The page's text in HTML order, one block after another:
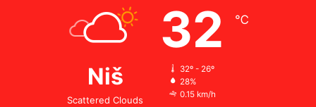
Niš
Scattered Clouds
32 ℃
32º - 26º
28%
0.15 km/h